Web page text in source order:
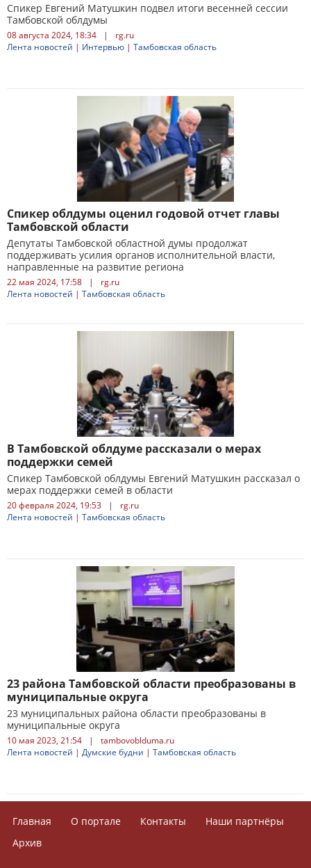
Спикер Евгений Матушкин подвел итоги весенней сессии
Тамбовской облдумы
08 августа 2024, 18:34 |
rg.ru
Лента новостей | Интервью | Тамбовская область
Спикер облдумы оценил годовой отчет главы
Тамбовской области
Депутаты Тамбовской областной думы продолжат
поддерживать усилия органов исполнительной власти,
направленные на развитие региона
22 мая 2024, 17:58 |
rg.ru
Лента новостей | Тамбовская область
В Тамбовской облдуме рассказали о мерах
поддержки семей
Спикер Тамбовской облдумы Евгений Матушкин рассказал о
мерах поддержки семей в области
20 февраля 2024, 19:53 |
rg.ru
Лента новостей | Тамбовская область
23 района Тамбовской области преобразованы в
муниципальные округа
23 муниципальных района области преобразованы в
муниципальные округа
10 мая 2023, 21:54 |
tambovoblduma.ru
Лента новостей | Думские будни | Тамбовская область
Главная О портале Контакты
Наши партнёры
Архив